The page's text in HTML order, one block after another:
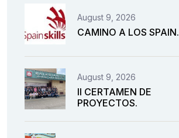
August 9, 2026
CAMINO A LOS SPAIN.
August 9, 2026
II CERTAMEN DE
PROYECTOS.